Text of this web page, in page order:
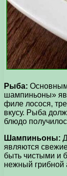
Рыба:
шампиньоны»
филе лосося,
вкусу. Рыба
блюдо
Шампиньоны:
являются
быть чистыми и
нежный грибной